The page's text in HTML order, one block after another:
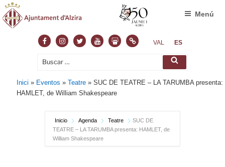
FacebookInstagram
TwitterYoutubeSlideshare
NormasVAL ES
Buscar
Buscar
Menú
Inici » Eventos »Teatre »SUC DE TEATRE – LA TARUMBA presenta:
HAMLET, de William Shakespeare
Inicio Agenda Teatre
SUC DE
TEATRE – LA TARUMBA presenta: HAMLET, de
William Shakespeare